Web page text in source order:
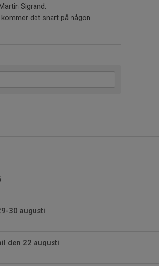
Sigrand.
det snart på någon
30 augusti
den 22 augusti